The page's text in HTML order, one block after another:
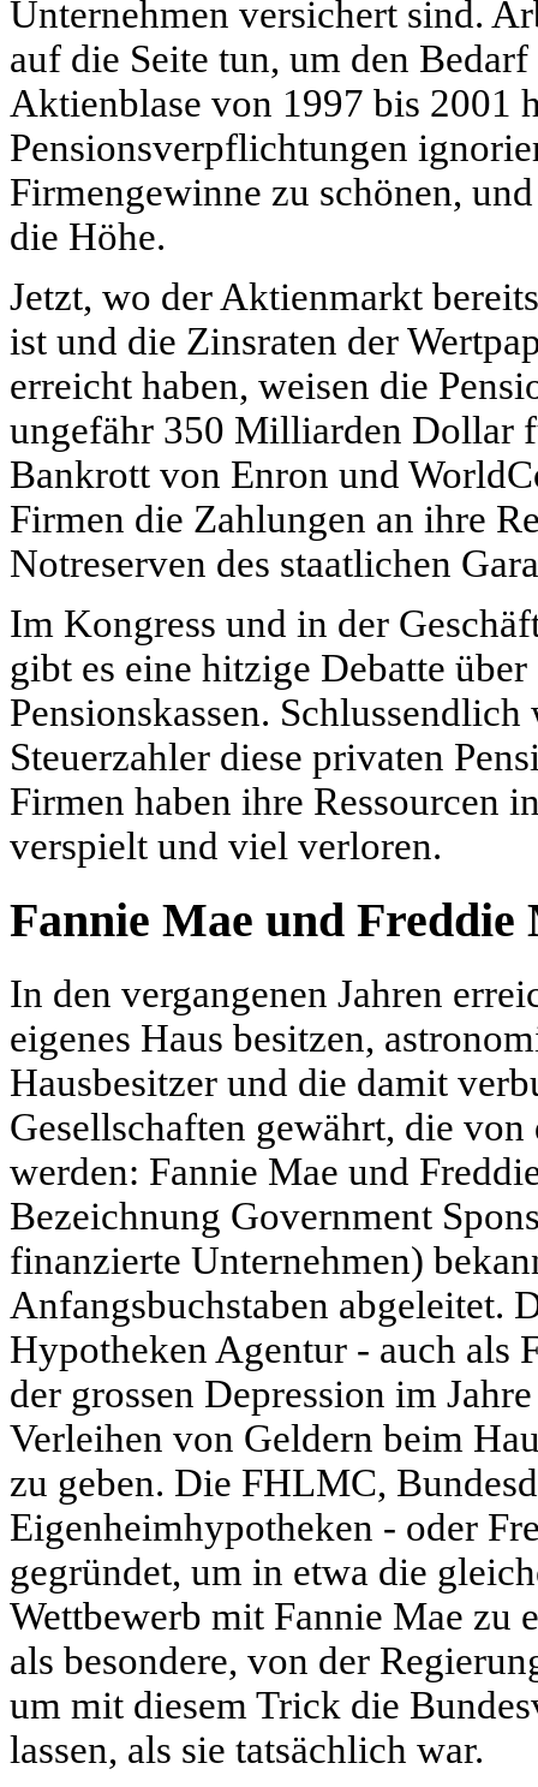
Unternehmen versichert sind.
auf die Seite tun, um den
Aktienblase von 1997 bis 2001
Pensionsverpflichtungen
Firmengewinne zu schönen,
die Höhe.
Jetzt, wo der Aktienmarkt
ist und die Zinsraten der
erreicht haben, weisen die
ungefähr 350 Milliarden Dollar
Bankrott von Enron und
Firmen die Zahlungen an ihre
Notreserven des staatlichen
Im Kongress und in der
gibt es eine hitzige Debatte
Pensionskassen.
Steuerzahler diese privaten
Firmen haben ihre Ressourcen
verspielt und viel verloren.
Fannie Mae und Freddie
In den vergangenen Jahren
eigenes Haus besitzen,
Hausbesitzer und die damit
Gesellschaften gewährt, die
werden: Fannie Mae und
Bezeichnung Government
finanzierte Unternehmen)
Anfangsbuchstaben abgeleitet.
Hypotheken Agentur - auch als
der grossen Depression im
Verleihen von Geldern beim
zu geben. Die FHLMC,
Eigenheimhypotheken - oder
gegründet, um in etwa die
Wettbewerb mit Fannie Mae zu
als besondere, von der
um mit diesem Trick die
lassen, als sie tatsächlich war.